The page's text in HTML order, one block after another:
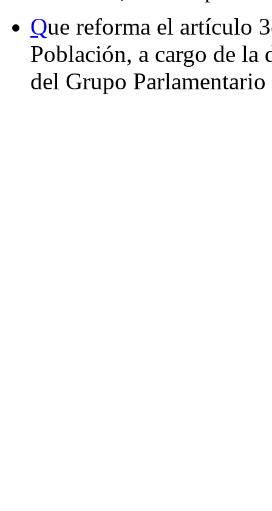
Que reforma el artículo
Población, a cargo de
del Grupo